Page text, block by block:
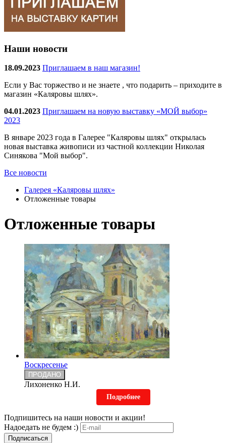
Наши новости
18.09.2023 Приглашаем в наш магазин!
Если у Вас торжество и не знаете , что подарить – приходите в
магазин «Каляровы шлях».
04.01.2023 Приглашаем на новую выставку «МОЙ выбор»
2023
В январе 2023 года в Галерее "Каляровы шлях" открылась
новая выставка живописи из частной коллекции Николая
Синякова "Мой выбор".
Все новости
Галерея «Каляровы шлях»
Отложенные товары
Отложенные товары
Воскресенье
ПРОДАНО
Лихоненко Н.И.
Подробнее
Подпишитесь на наши новости и акции!
Надоедать не будем :)
Подписаться